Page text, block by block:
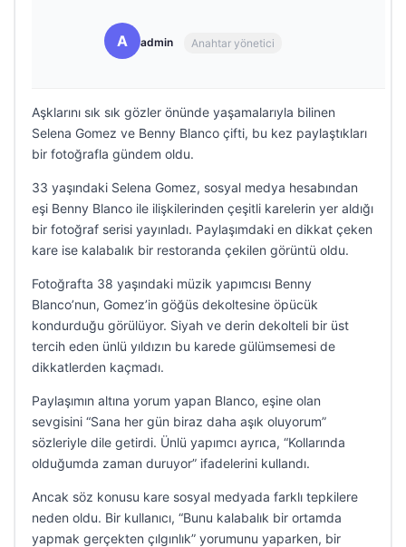
A admin Anahtar yönetici
Aşklarını sık sık gözler önünde yaşamalarıyla bilinen
Selena Gomez ve Benny Blanco çifti, bu kez paylaştıkları
bir fotoğrafla gündem oldu.
33 yaşındaki Selena Gomez, sosyal medya hesabından
eşi Benny Blanco ile ilişkilerinden çeşitli karelerin yer aldığı
bir fotoğraf serisi yayınladı. Paylaşımdaki en dikkat çeken
kare ise kalabalık bir restoranda çekilen görüntü oldu.
Fotoğrafta 38 yaşındaki müzik yapımcısı Benny
Blanco’nun, Gomez’in göğüs dekoltesine öpücük
kondurduğu görülüyor. Siyah ve derin dekolteli bir üst
tercih eden ünlü yıldızın bu karede gülümsemesi de
dikkatlerden kaçmadı.
Paylaşımın altına yorum yapan Blanco, eşine olan
sevgisini “Sana her gün biraz daha aşık oluyorum”
sözleriyle dile getirdi. Ünlü yapımcı ayrıca, “Kollarında
olduğumda zaman duruyor” ifadelerini kullandı.
Ancak söz konusu kare sosyal medyada farklı tepkilere
neden oldu. Bir kullanıcı, “Bunu kalabalık bir ortamda
yapmak gerçekten çılgınlık” yorumunu yaparken, bir